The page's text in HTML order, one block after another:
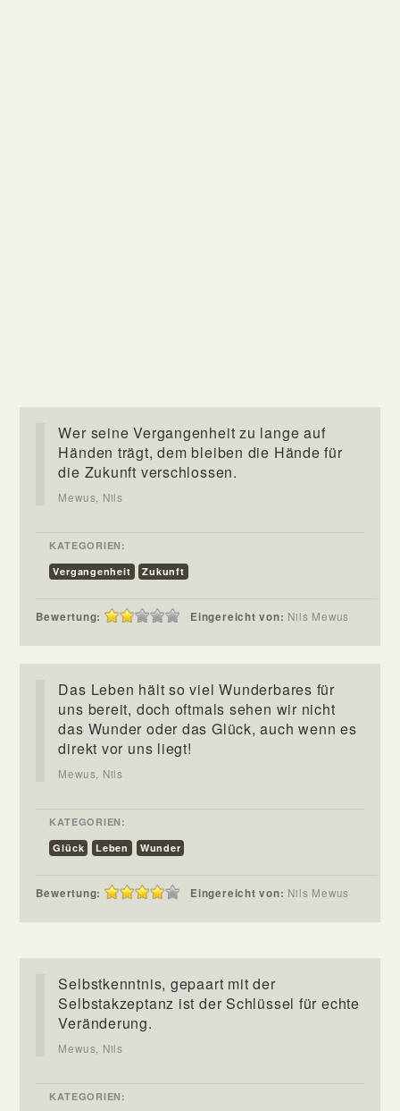
Wer seine Vergangenheit zu lange auf
Händen trägt, dem bleiben die Hände für
die Zukunft verschlossen.
Mewus, Nils
KATEGORIEN:
Vergangenheit
Zukunft
Bewertung: Eingereicht von: Nils Mewus
Das Leben hält so viel Wunderbares für
uns bereit, doch oftmals sehen wir nicht
das Wunder oder das Glück, auch wenn es
direkt vor uns liegt!
Mewus, Nils
KATEGORIEN:
Glück
Leben Wunder
Bewertung: Eingereicht von: Nils Mewus
Selbstkenntnis, gepaart mit der
Selbstakzeptanz ist der Schlüssel für echte
Veränderung.
Mewus, Nils
KATEGORIEN: